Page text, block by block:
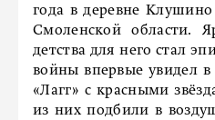
года в деревне
Смоленской области.
детства для него стал
войны впервые увидел
«Лагг» с красными
из них подбили в